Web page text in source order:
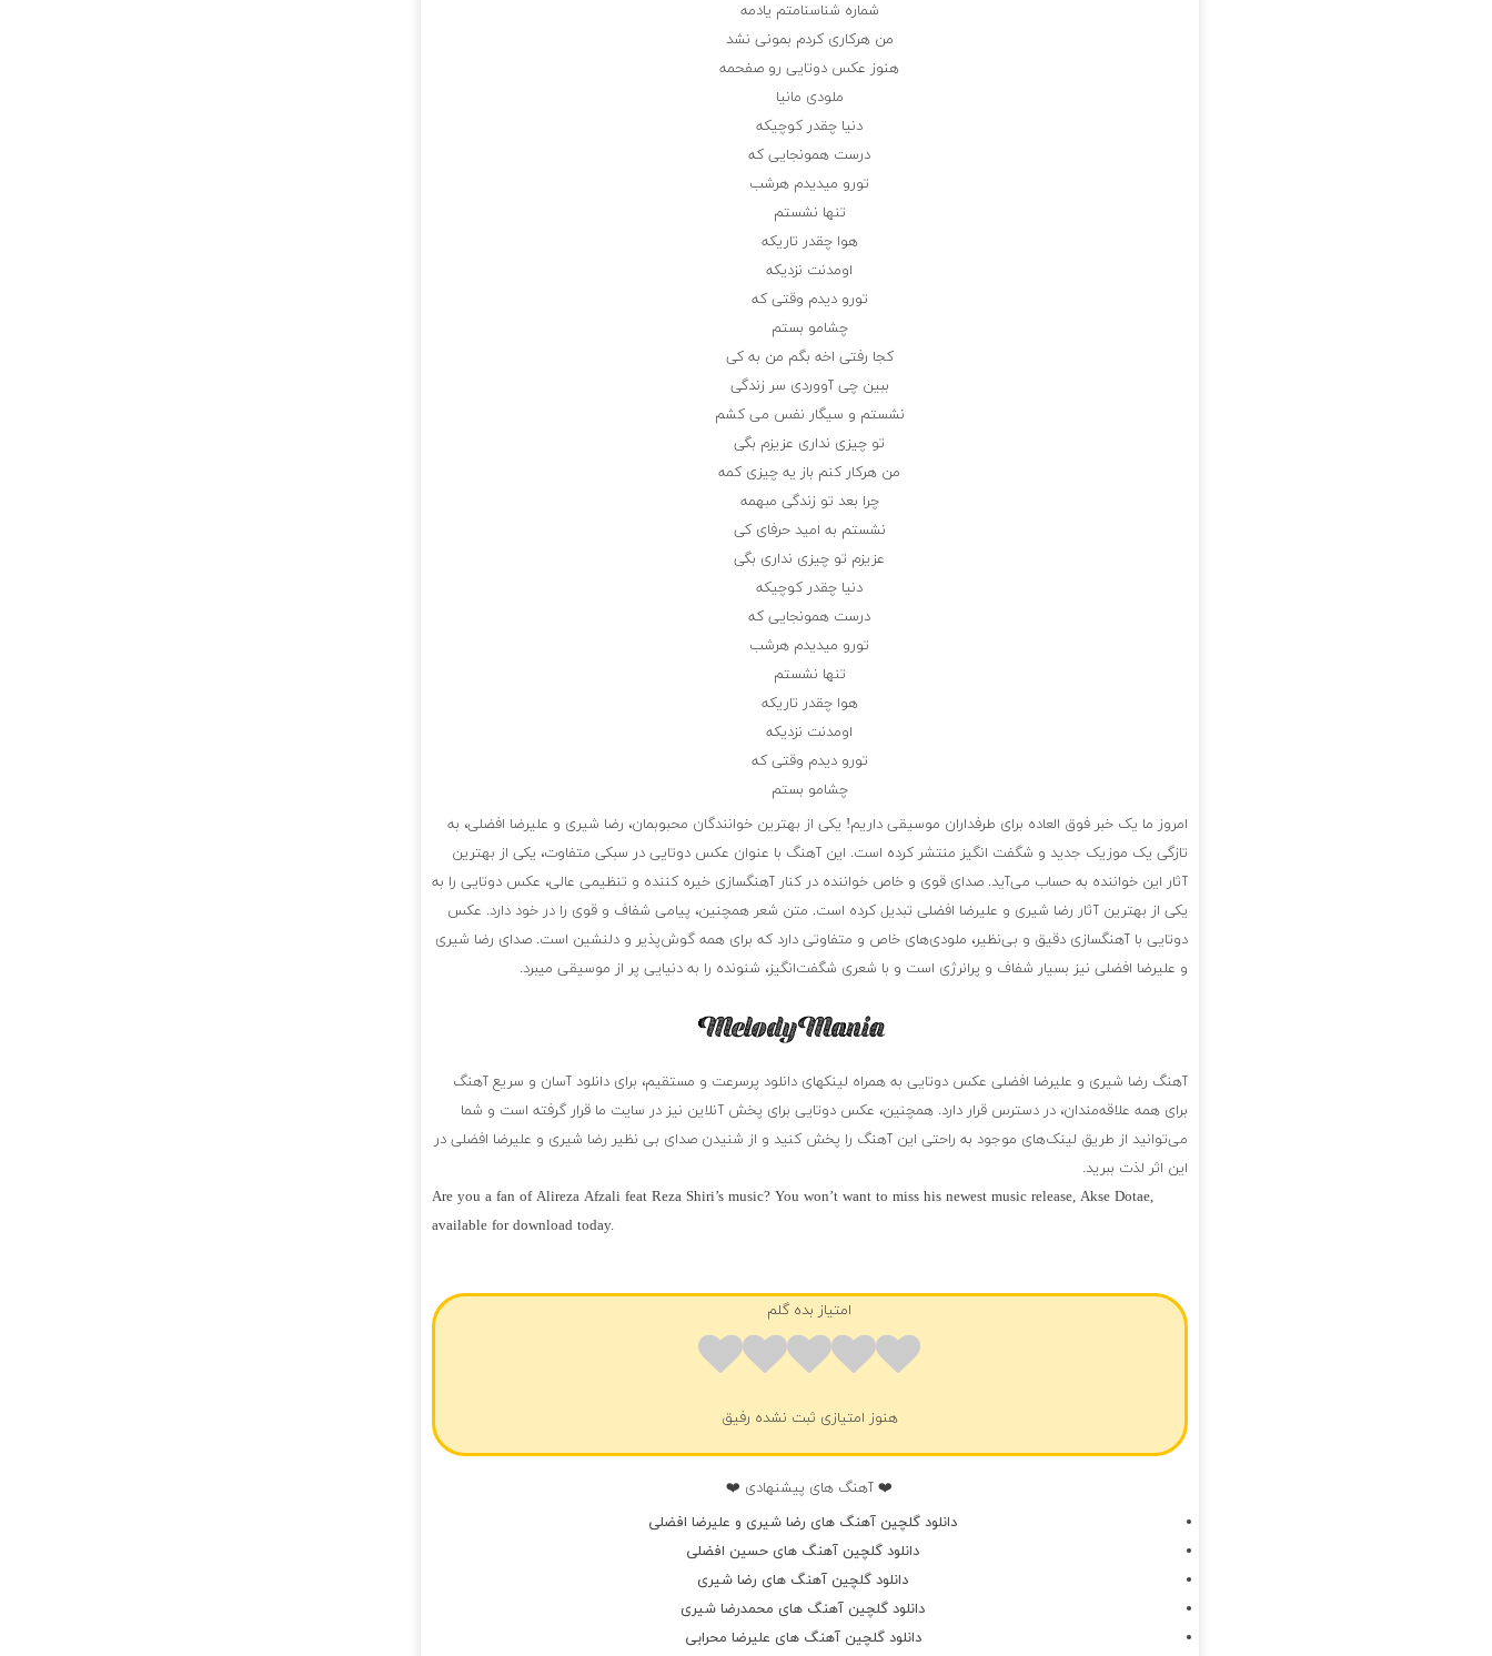
شماره شناسنامتم یادمه
من هرکاری کردم بمونی نشد
هنوز عکس دوتایی رو صفحمه
ملودی مانیا
دنیا چقدر کوچیکه
درست همونجایی که
تورو میدیدم هرشب
تنها نشستم
هوا چقدر تاریکه
اومدنت نزدیکه
تورو دیدم وقتی که
چشامو بستم
کجا رفتی اخه بگم من به کی
ببین چی آووردی سر زندگی
نشستم و سیگار نفس می کشم
تو چیزی نداری عزیزم بگی
من هرکار کنم باز یه چیزی کمه
چرا بعد تو زندگی مبهمه
نشستم به امید حرفای کی
عزیزم تو چیزی نداری بگی
دنیا چقدر کوچیکه
درست همونجایی که
تورو میدیدم هرشب
تنها نشستم
هوا چقدر تاریکه
اومدنت نزدیکه
تورو دیدم وقتی که
چشامو بستم
امروز ما یک خبر فوق العاده برای طرفداران موسیقی داریم! یکی از بهترین خوانندگان محبوبمان، رضا شیری و علیرضا افضلی، به
تازگی یک موزیک جدید و شگفت انگیز منتشر کرده است. این آهنگ با عنوان عکس دوتایی در سبکی متفاوت، یکی از بهترین
آثار این خواننده به حساب می‌آید. صدای قوی و خاص خواننده در کنار آهنگسازی خیره کننده و تنظیمی عالی، عکس دوتایی را به
یکی از بهترین آثار رضا شیری و علیرضا افضلی تبدیل کرده است. متن شعر همچنین، پیامی شفاف و قوی را در خود دارد. عکس
دوتایی با آهنگسازی دقیق و بی‌نظیر، ملودی‌های خاص و متفاوتی دارد که برای همه گوش‌پذیر و دلنشین است. صدای رضا شیری
و علیرضا افضلی نیز بسیار شفاف و پرانرژی است و با شعری شگفت‌انگیز، شنونده را به دنیایی پر از موسیقی میبرد.
آهنگ رضا شیری و علیرضا افضلی عکس دوتایی به همراه لینکهای دانلود پرسرعت و مستقیم، برای دانلود آسان و سریع آهنگ
برای همه علاقه‌مندان، در دسترس قرار دارد. همچنین، عکس دوتایی برای پخش آنلاین نیز در سایت ما قرار گرفته است و شما
می‌توانید از طریق لینک‌های موجود به راحتی این آهنگ را پخش کنید و از شنیدن صدای بی نظیر رضا شیری و علیرضا افضلی در
این اثر لذت ببرید.
Are you a fan of Alireza Afzali feat Reza Shiri’s music? You won’t want to miss his newest music release, Akse Dotae,
available for download today.
امتیاز بده گلم
هنوز امتیازی ثبت نشده رفیق
❤️ آهنگ های پیشنهادی ❤️
دانلود گلچین آهنگ های رضا شیری و علیرضا افضلی
دانلود گلچین آهنگ های حسین افضلی
دانلود گلچین آهنگ های رضا شیری
دانلود گلچین آهنگ های محمدرضا شیری
دانلود گلچین آهنگ های علیرضا محرابی